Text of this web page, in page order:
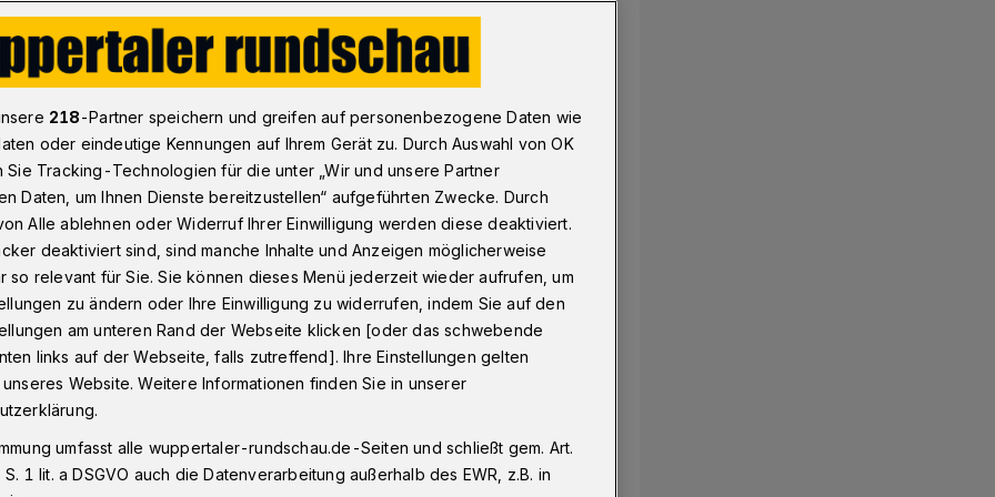
schicken weiteren Schwebebahnzug zur Mängelbeseitigung nach Aachen
Stadtwerke (WSW) haben mit dem
Schwebebahn-Wagen auf den Weg
in den kommenden Wochen im Werk
218-Partner speichern und greifen auf personenbezogene Daten wie
oder eindeutige Kennungen auf Ihrem Gerät zu. Durch Auswahl von OK
Sie Tracking-Technologien für die unter „Wir und unsere Partner
Daten, um Ihnen Dienste bereitzustellen“ aufgeführten Zwecke. Durch
Alle ablehnen oder Widerruf Ihrer Einwilligung werden diese deaktiviert.
deaktiviert sind, sind manche Inhalte und Anzeigen möglicherweise
so relevant für Sie. Sie können dieses Menü jederzeit wieder aufrufen, um
zu ändern oder Ihre Einwilligung zu widerrufen, indem Sie auf den
am unteren Rand der Webseite klicken [oder das schwebende
links auf der Webseite, falls zutreffend]. Ihre Einstellungen gelten
Website. Weitere Informationen finden Sie in unserer
umfasst alle wuppertaler-rundschau.de-Seiten und schließt gem. Art.
1 lit. a DSGVO auch die Datenverarbeitung außerhalb des EWR, z.B. in